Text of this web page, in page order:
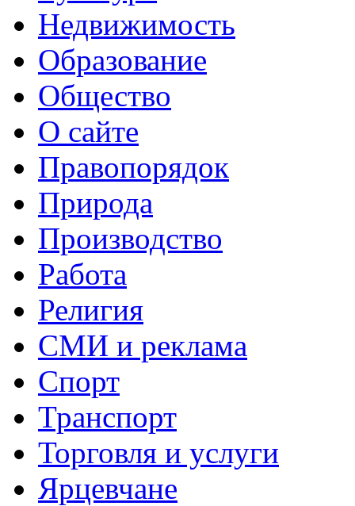
Недвижимость
Образование
Общество
О сайте
Правопорядок
Природа
Производство
Работа
Религия
СМИ и реклама
Спорт
Транспорт
Торговля и услуги
Ярцевчане